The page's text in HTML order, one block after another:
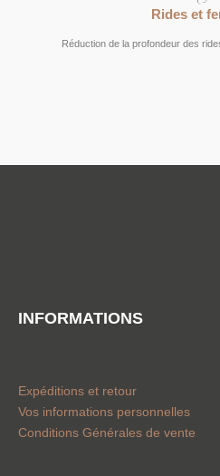
Rides et
Réduction de la profondeur des
INFORMATIONS
Expéditions et retour
Vos informations personnelles
Conditions Générales de vente